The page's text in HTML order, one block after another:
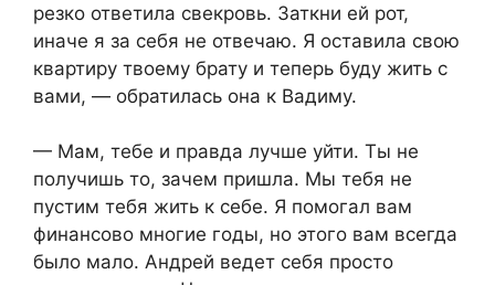
резко ответила свекровь. Заткни ей рот,
иначе я за себя не отвечаю. Я оставила свою
квартиру твоему брату и теперь буду жить с
вами, — обратилась она к Вадиму.
— Мам, тебе и правда лучше уйти. Ты не
получишь то, зачем пришла. Мы тебя не
пустим тебя жить к себе. Я помогал вам
финансово многие годы, но этого вам всегда
было мало. Андрей ведет себя просто